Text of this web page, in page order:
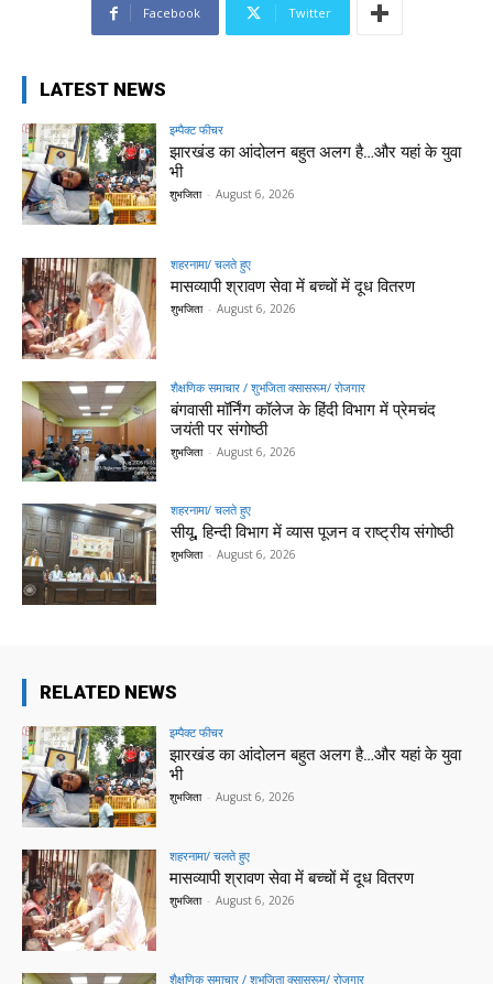
Facebook Twitter
LATEST NEWS
इम्पैक्ट फीचर
झारखंड का आंदोलन बहुत अलग है…और यहां के युवा
भी
शुभजिता - August 6, 2026
शहरनामा/ चलते हुए
मासव्यापी श्रावण सेवा में बच्चों में दूध वितरण
शुभजिता - August 6, 2026
शैक्षणिक समाचार / शुभजिता क्सासरूम/ रोजगार
बंगवासी मॉर्निंग कॉलेज के हिंदी विभाग में प्रेमचंद
जयंती पर संगोष्ठी
शुभजिता - August 6, 2026
शहरनामा/ चलते हुए
सीयू, हिन्दी विभाग में व्यास पूजन व राष्ट्रीय संगोष्ठी
शुभजिता - August 6, 2026
RELATED NEWS
इम्पैक्ट फीचर
झारखंड का आंदोलन बहुत अलग है…और यहां के युवा
भी
शुभजिता - August 6, 2026
शहरनामा/ चलते हुए
मासव्यापी श्रावण सेवा में बच्चों में दूध वितरण
शुभजिता - August 6, 2026
शैक्षणिक समाचार / शुभजिता क्सासरूम/ रोजगार